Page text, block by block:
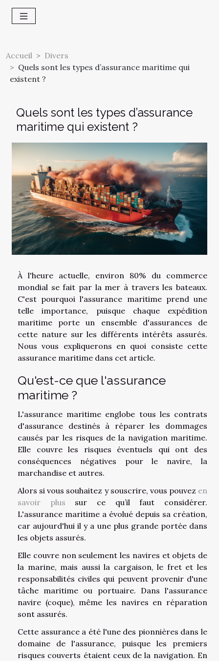
Accueil
Divers
Quels sont les types d’assurance maritime qui
existent ?
Quels sont les types d’assurance
maritime qui existent ?
À l'heure actuelle, environ 80% du commerce
mondial se fait par la mer à travers les bateaux.
C'est pourquoi l'assurance maritime prend une
telle importance, puisque chaque expédition
maritime porte un ensemble d'assurances de
cette nature sur les différents intérêts assurés.
Nous vous expliquerons en quoi consiste cette
assurance maritime dans cet article.
Qu'est-ce que l'assurance
maritime ?
L'assurance maritime englobe tous les contrats
d'assurance destinés à réparer les dommages
causés par les risques de la navigation maritime.
Elle couvre les risques éventuels qui ont des
conséquences négatives pour le navire, la
marchandise et autres.
Alors si vous souhaitez y souscrire, vous pouvez en
savoir plus sur ce qu’il faut considérer.
L'assurance maritime a évolué depuis sa création,
car aujourd'hui il y a une plus grande portée dans
les objets assurés.
Elle couvre non seulement les navires et objets de
la marine, mais aussi la cargaison, le fret et les
responsabilités civiles qui peuvent provenir d'une
tâche maritime ou portuaire. Dans l'assurance
navire (coque), même les navires en réparation
sont assurés.
Cette assurance a été l'une des pionnières dans le
domaine de l'assurance, puisque les premiers
risques couverts étaient ceux de la navigation. En